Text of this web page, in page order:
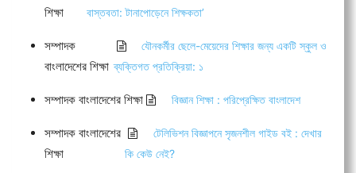
শিক্ষা
বাস্তবতা: টানাপোড়েনে শিক্ষকতা’
সম্পাদক
বাংলাদেশের শিক্ষা
যৌনকর্মীর ছেলে-মেয়েদের শিক্ষার জন্য একটি স্কুল ও
ব্যক্তিগত প্রতিক্রিয়া: ১
সম্পাদক বাংলাদেশের শিক্ষা বিজ্ঞান শিক্ষা : পরিপ্রেক্ষিত বাংলাদেশ
সম্পাদক বাংলাদেশের
শিক্ষা
টেলিভিশন বিজ্ঞাপনে সৃজনশীল গাইড বই : দেখার
কি কেউ নেই?